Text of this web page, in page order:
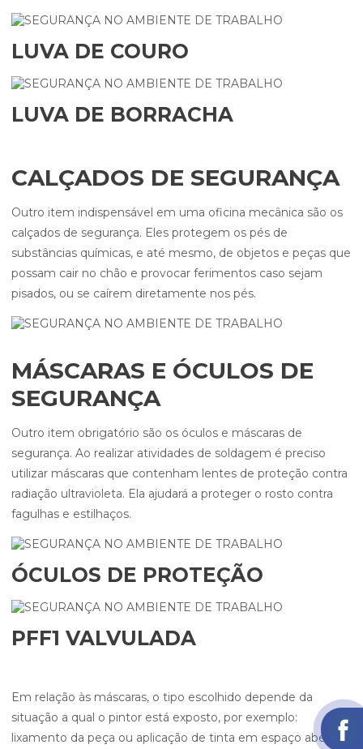
LUVA DE COURO
LUVA DE BORRACHA
CALÇADOS DE SEGURANÇA
Outro item indispensável em uma oficina mecânica são os
calçados de segurança. Eles protegem os pés de
substâncias químicas, e até mesmo, de objetos e peças que
possam cair no chão e provocar ferimentos caso sejam
pisados, ou se caírem diretamente nos pés.
MÁSCARAS E ÓCULOS DE
SEGURANÇA
Outro item obrigatório são os óculos e máscaras de
segurança. Ao realizar atividades de soldagem é preciso
utilizar máscaras que contenham lentes de proteção contra
radiação ultravioleta. Ela ajudará a proteger o rosto contra
fagulhas e estilhaços.
ÓCULOS DE PROTEÇÃO
PFF1 VALVULADA
Em relação às máscaras, o tipo escolhido depende da
situação a qual o pintor está exposto, por exemplo:
lixamento da peça ou aplicação de tinta em espaço aberto